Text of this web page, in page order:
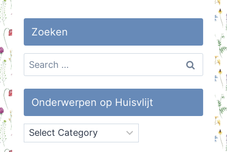
Zoeken
Search
for:
Onderwerpen op Huisvlijt
Onderwerpen
op